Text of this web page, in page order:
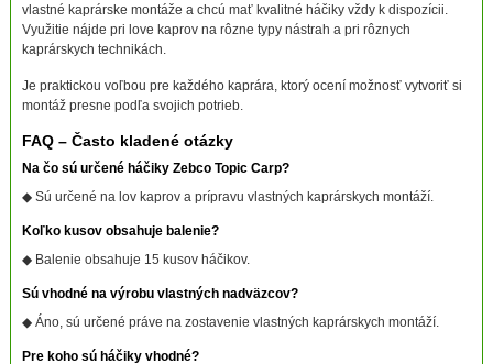
vlastné kaprárske montáže a chcú mať kvalitné háčiky vždy k dispozícii.
Využitie nájde pri love kaprov na rôzne typy nástrah a pri rôznych
kaprárskych technikách.
Je praktickou voľbou pre každého kaprára, ktorý ocení možnosť vytvoriť si
montáž presne podľa svojich potrieb.
FAQ – Často kladené otázky
Na čo sú určené háčiky Zebco Topic Carp?
◆ Sú určené na lov kaprov a prípravu vlastných kaprárskych montáží.
Koľko kusov obsahuje balenie?
◆ Balenie obsahuje 15 kusov háčikov.
Sú vhodné na výrobu vlastných nadväzcov?
◆ Áno, sú určené práve na zostavenie vlastných kaprárskych montáží.
Pre koho sú háčiky vhodné?